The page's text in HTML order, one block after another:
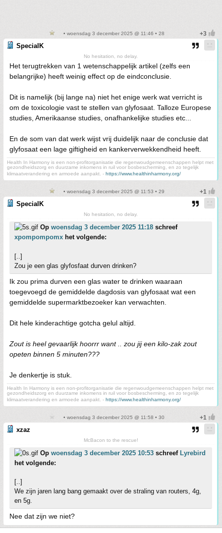
• woensdag 3 december 2025 @ 11:46 • 28
SpecialK
No hesitation, no delay.
Het terugtrekken van 1 wetenschappelijk artikel (zelfs een
belangrijke) heeft weinig effect op de eindconclusie.
Dit is namelijk (bij lange na) niet het enige werk wat verricht is
om de toxicologie vast te stellen van glyfosaat. Talloze Europese
studies, Amerikaanse studies, onafhankelijke studies etc...
En de som van dat werk wijst vrij duidelijk naar de conclusie dat
glyfosaat een lage giftigheid en kankerverwekkendheid heeft.
Health In Harmony is een non-profitorganisatie die regenwoudgemeenschappen helpt met
gezondheidszorg en duurzame inkomens in ruil voor bosbescherming, en zo tegelijk
klimaatverandering en armoede aanpakt. - https://www.healthinharmony.org/
• woensdag 3 december 2025 @ 11:53 • 29
SpecialK
No hesitation, no delay.
Op woensdag 3 december 2025 11:18 schreef
xpompompomx het volgende:
[..]
Zou je een glas glyfosfaat durven drinken?
Ik zou prima durven een glas water te drinken waaraan
toegevoegd de gemiddelde dagdosis van glyfosaat wat een
gemiddelde supermarktbezoeker kan verwachten.
Dit hele kinderachtige gotcha gelul altijd.
Zout is heel gevaarlijk hoorrr want .. zou jij een kilo-zak zout
opeten binnen 5 minuten???
Je denkertje is stuk.
Health In Harmony is een non-profitorganisatie die regenwoudgemeenschappen helpt met
gezondheidszorg en duurzame inkomens in ruil voor bosbescherming, en zo tegelijk
klimaatverandering en armoede aanpakt. - https://www.healthinharmony.org/
• woensdag 3 december 2025 @ 11:58 • 30
xzaz
McBacon to the rescue!
Op woensdag 3 december 2025 10:53 schreef Lyrebird
het volgende:
[..]
We zijn jaren lang bang gemaakt over de straling van routers, 4g,
en 5g.
Nee dat zijn we niet?